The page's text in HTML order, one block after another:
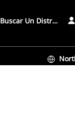
Buscar Un Distribuidor